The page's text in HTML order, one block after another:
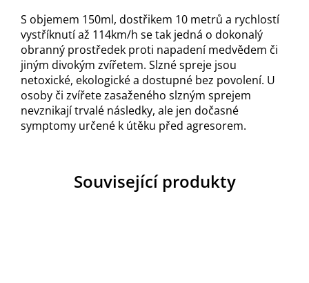
Související produkty
S objemem 150ml, dostřikem 10 metrů a rychlostí
vystříknutí až 114km/h se tak jedná o dokonalý
obranný prostředek proti napadení medvědem či
jiným divokým zvířetem. Slzné spreje jsou
netoxické, ekologické a dostupné bez povolení. U
osoby či zvířete zasaženého slzným sprejem
nevznikají trvalé následky, ale jen dočasné
symptomy určené k útěku před agresorem.